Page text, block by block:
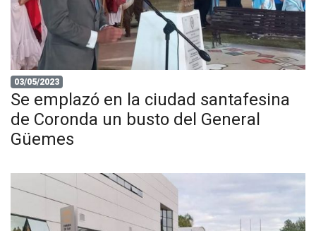
03/05/2023
Se emplazó en la ciudad santafesina
de Coronda un busto del General
Güemes